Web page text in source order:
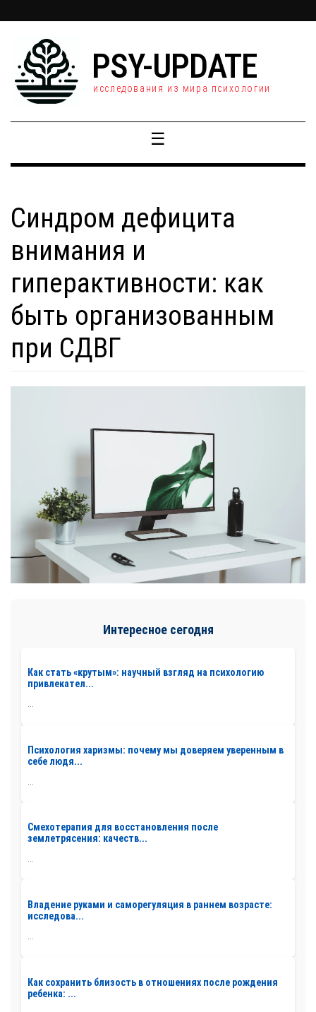
PSY-UPDATE
исследования из мира психологии
☰
Синдром дефицита
внимания и
гиперактивности: как
быть организованным
при СДВГ
Интересное сегодня
Как стать «крутым»: научный взгляд на психологию
привлекател...
...
Психология харизмы: почему мы доверяем уверенным в
себе людя...
Смехотерапия для восстановления после
землетрясения: качеств...
...
Владение руками и саморегуляция в раннем возрасте:
исследова...
...
Как сохранить близость в отношениях после рождения
ребенка: ...